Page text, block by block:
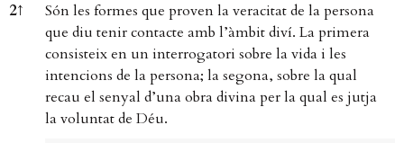
2↑
Són les formes que proven la veracitat de la persona
que diu tenir contacte amb l’àmbit diví. La primera
consisteix en un interrogatori sobre la vida i les
intencions de la persona; la segona, sobre la qual
recau el senyal d’una obra divina per la qual es jutja
la voluntat de Déu.